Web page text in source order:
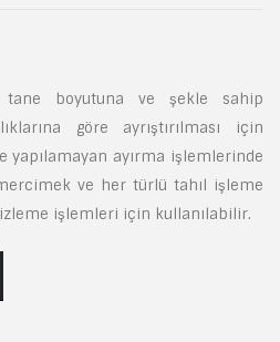
tane boyutuna ve şekle sahip
göre ayrıştırılması için
yapılamayan ayırma işlemlerinde
ve her türlü tahıl işleme
işlemleri için kullanılabilir.